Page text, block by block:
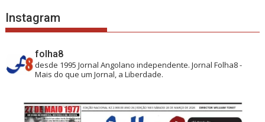
Instagram
folha8
desde 1995 Jornal Angolano independente.Jornal Folha8 -
Mais do que um Jornal, a Liberdade.